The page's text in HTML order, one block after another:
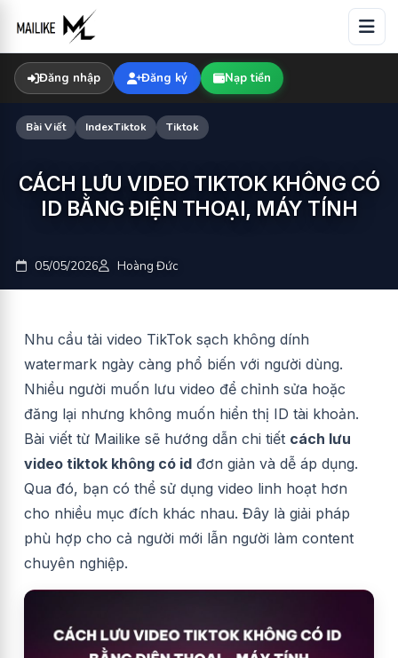
content
Đăng nhập Đăng ký Nạp tiền
Bài Viết IndexTiktok Tiktok
CÁCH LƯU VIDEO TIKTOK KHÔNG CÓ
ID BẰNG ĐIỆN THOẠI, MÁY TÍNH
05/05/2026 Hoàng Đức
Nhu cầu tải video TikTok sạch không dính
watermark ngày càng phổ biến với người dùng.
Nhiều người muốn lưu video để chỉnh sửa hoặc
đăng lại nhưng không muốn hiển thị ID tài khoản.
Bài viết từ Mailike sẽ hướng dẫn chi tiết cách lưu
video tiktok không có id đơn giản và dễ áp dụng.
Qua đó, bạn có thể sử dụng video linh hoạt hơn
cho nhiều mục đích khác nhau. Đây là giải pháp
phù hợp cho cả người mới lẫn người làm content
chuyên nghiệp.